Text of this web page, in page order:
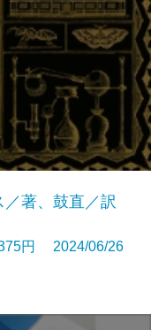
著、鼓直／訳
円 2024/06/26